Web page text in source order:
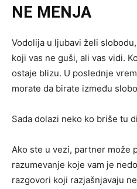
NE MENJA
Vodolija u ljubavi želi
koji vas ne guši, ali vas vidi.
ostaje blizu. U poslednje
morate da birate između
Sada dolazi neko ko briše tu
Ako ste u vezi, partner može
razumevanje koje vam je
razgovori koji razjašnjavaju